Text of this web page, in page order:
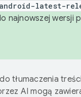
android-latest-
najnowszej wersji
tłumaczenia
AI mogą